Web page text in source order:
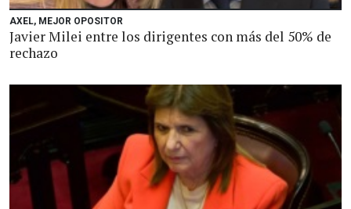
AXEL, MEJOR OPOSITOR
Javier Milei entre los dirigentes con más del 50% de
rechazo